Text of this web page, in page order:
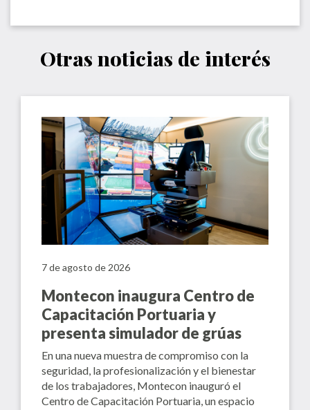
Otras noticias de interés
7 de agosto de 2026
Montecon inaugura Centro de
Capacitación Portuaria y
presenta simulador de grúas
En una nueva muestra de compromiso con la
seguridad, la profesionalización y el bienestar
de los trabajadores, Montecon inauguró el
Centro de Capacitación Portuaria, un espacio